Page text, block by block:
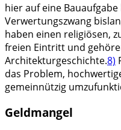
hier auf eine
Verwertungszwang
haben einen religiösen,
freien Eintritt und
Architekturgeschichte.8)
das Problem,
gemeinnützig
Geldmangel